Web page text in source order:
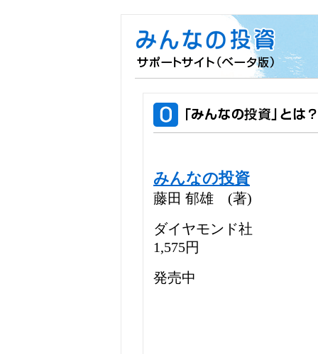
みんなの投資
藤田 郁雄 (著)
ダイヤモンド社
1,575円
発売中